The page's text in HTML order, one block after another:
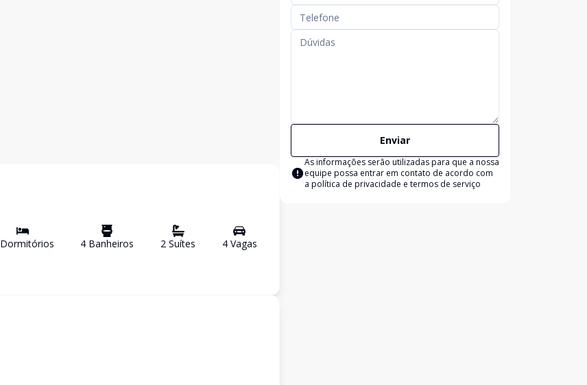
Dormitórios 4 Banheiros 2 Suítes 4Vagas
Enviar
As informações serão utilizadas para que a nossa
equipe possa entrar em contato de acordo com
a política de privacidade e termos de serviço